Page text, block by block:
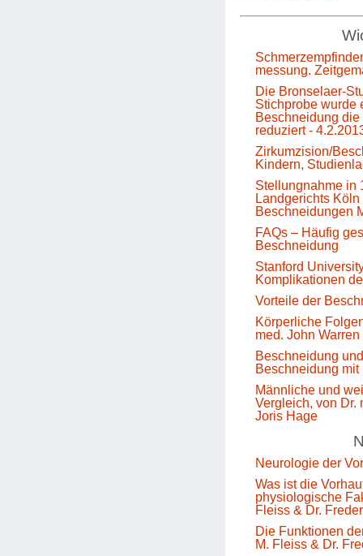
messung.
Die Bronselaer-
Stichprobe wurde
Beschneidung
reduziert -
Zirkumzision/
Kindern,
Stellungnahme in
Landgerichts
Beschneidungen
FAQs – Häufig
Beschneidung
Stanford
Komplikationen
Vorteile der
Körperliche
med. John Warren
Beschneidung
Beschneidung
Männliche und
Vergleich, von Dr.
Joris Hage
Neurologie der
Was ist die
physiologische
Fleiss & Dr.
Die Funktionen
M. Fleiss & Dr.